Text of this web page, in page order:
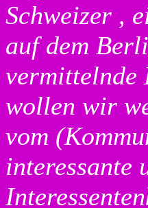
Schweizer ,
auf dem
vermittelnde
wollen wir
vom
interessante